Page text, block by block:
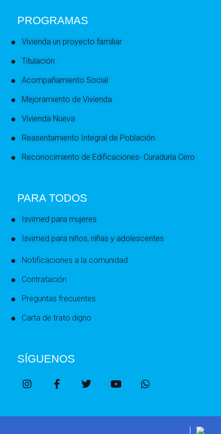
PROGRAMAS
Vivienda un proyecto familiar
Titulación
Acompañamiento Social
Mejoramiento de Vivienda
Vivienda Nueva
Reasentamiento Integral de Población
Reconocimiento de Edificaciones- Curaduría Cero
PARA TODOS
Isvimed para mujeres
Isvimed para niños, niñas y adolescentes
Notificaciones a la comunidad
Contratación
Preguntas frecuentes
Carta de trato digno
SÍGUENOS